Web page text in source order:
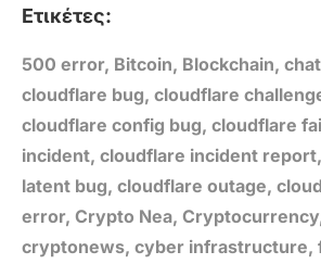
Ετικέτες:
500 error, Bitcoin, Blockchain,
cloudflare bug, cloudflare
cloudflare config bug, cloudflare
incident, cloudflare incident report,
latent bug, cloudflare outage,
error, Crypto Nea, Cryptocurrency
cryptonews, cyber infrastructure,